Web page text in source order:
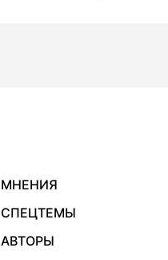
МНЕНИЯ
СПЕЦТЕМЫ
АВТОРЫ